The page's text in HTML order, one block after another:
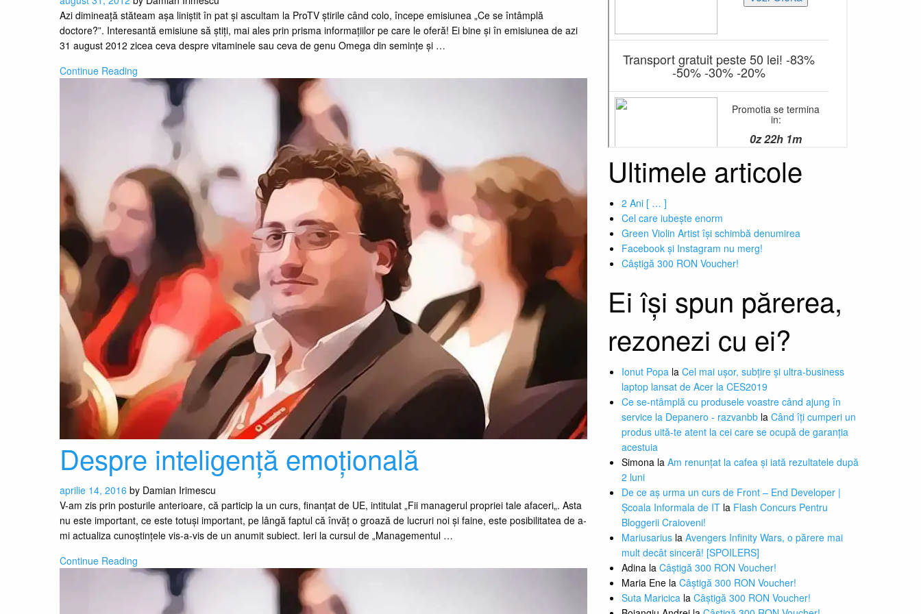
Azi dimineață stăteam așa liniștit în pat și ascultam la ProTV știrile când colo, începe emisiunea „Ce se întâmplă
doctore?”. Interesantă emisiune să știți, mai ales prin prisma informațiilor pe care le oferă! Ei bine și în emisiunea de azi
31 august 2012 zicea ceva despre vitaminele sau ceva de genu Omega din semințe și …
Continue Reading
Despre inteligență emoțională
aprilie 14, 2016 by Damian Irimescu
V-am zis prin posturile anterioare, că particip la un curs, finanțat de UE, intitulat „Fii managerul propriei tale afaceri„. Asta
nu este important, ce este totuși important, pe lângă faptul că învăț o groază de lucruri noi și faine, este posibilitatea de a-
mi actualiza cunoștințele vis-a-vis de un anumit subiect. Ieri la cursul de „Managementul …
Continue Reading
Ultimele articole
2 Ani [ … ]
Cel care iubește enorm
Green Violin Artist își schimbă denumirea
Facebook și Instagram nu merg!
Câștigă 300 RON Voucher!
Ei își spun părerea,
rezonezi cu ei?
Ionut Popa laCel mai ușor, subțire și ultra-business
laptop lansat de Acer la CES2019
Ce se-ntâmplă cu produsele voastre când ajung în
service la Depanero - razvanbb laCând îți cumperi un
produs uită-te atent la cei care se ocupă de garanția
acestuia
Simona laAm renunțat la cafea și iată rezultatele după
2 luni
De ce aș urma un curs de Front – End Developer |
Școala Informala de IT la Flash Concurs Pentru
Bloggerii Craioveni!
Mariusarius laAvengers Infinity Wars, o părere mai
mult decât sinceră! [SPOILERS]
Adina laCâștigă 300 RON Voucher!
Maria Ene laCâștigă 300 RON Voucher!
Suta Maricica laCâștigă 300 RON Voucher!